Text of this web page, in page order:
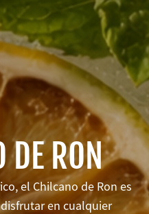
DE RON
el Chilcano de Ron es
en cualquier